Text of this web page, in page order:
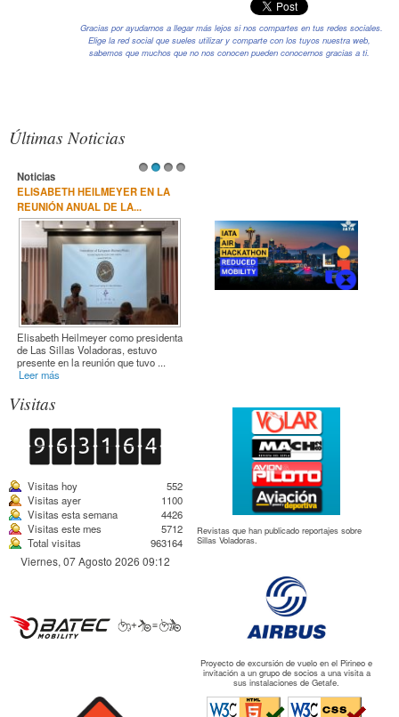
Gracias por ayudarnos a llegar más lejos si nos compartes en tus redes sociales.
Elige la red social que sueles utilizar y comparte con los tuyos nuestra web,
sabemos que muchos que no nos conocen pueden conocernos gracias a ti.
Recursos adicionales (columna derecha)
Últimas Noticias
Noticias
ELISABETH HEILMEYER EN LA
REUNIÓN ANUAL DE LA...
Elisabeth Heilmeyer como presidenta
de Las Sillas Voladoras, estuvo
presente en la reunión que tuvo ...
Leer más
Visitas
Visitas hoy
552
Visitas ayer
1100
Visitas esta semana
4426
Visitas este mes
5712
Total visitas
963164
Viernes, 07 Agosto 2026 09:12
Revistas que han publicado reportajes sobre
Sillas Voladoras.
Proyecto de excursión de vuelo en el Pirineo e
invitación a un grupo de socios a una visita a
sus instalaciones de Getafe.